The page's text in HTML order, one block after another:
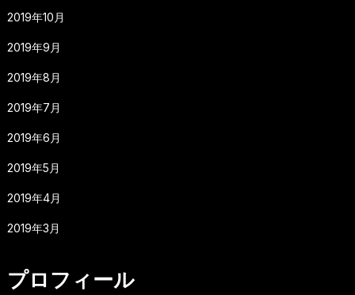
2019年10月
2019年9月
2019年8月
2019年7月
2019年6月
2019年5月
2019年4月
2019年3月
プロフィール